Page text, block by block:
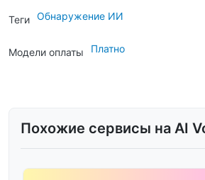
Теги Обнаружение ИИ
Модели оплаты Платно
Похожие сервисы на AI